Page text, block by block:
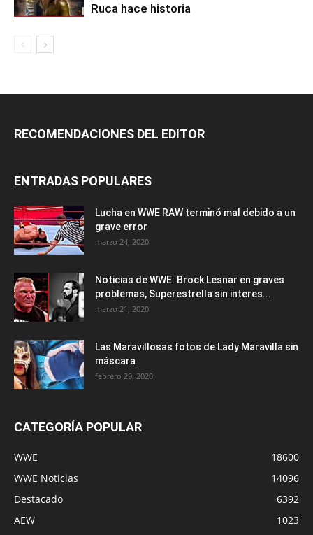
Ruca hace historia
RECOMENDACIONES DEL EDITOR
ENTRADAS POPULARES
Lucha en WWE RAW terminó mal debido a un
grave error
marzo 24, 2020
Noticias de WWE: Brock Lesnar en graves
problemas, Superestrella sin interes...
marzo 21, 2020
Las Maravillosas fotos de Lady Maravilla sin
máscara
febrero 29, 2020
CATEGORÍA POPULAR
WWE
18600
WWE Noticias
14096
Destacado
6392
AEW
1023